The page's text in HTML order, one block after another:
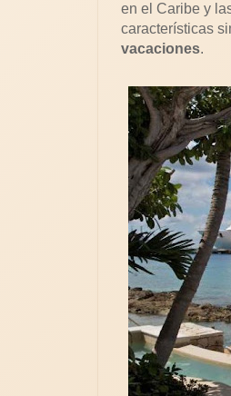
en el Caribe y
características
vacaciones.